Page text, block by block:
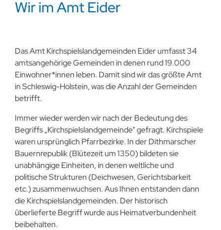
Wir im Amt Eider
Das Amt Kirchspielslandgemeinden Eider umfasst 34
amtsangehörige Gemeinden in denen rund 19.000
Einwohner*innen leben. Damit sind wir das größte Amt
in Schleswig-Holstein, was die Anzahl der Gemeinden
betrifft.
Immer wieder werden wir nach der Bedeutung des
Begriffs „Kirchspielslandgemeinde" gefragt. Kirchspiele
waren ursprünglich Pfarrbezirke. In der Dithmarscher
Bauernrepublik (Blütezeit um 1350) bildeten sie
unabhängige Einheiten, in denen weltliche und
politische Strukturen (Deichwesen, Gerichtsbarkeit
etc.) zusammenwuchsen. Aus Ihnen entstanden dann
die Kirchspielslandgemeinden. Der historisch
überlieferte Begriff wurde aus Heimatverbundenheit
beibehalten.